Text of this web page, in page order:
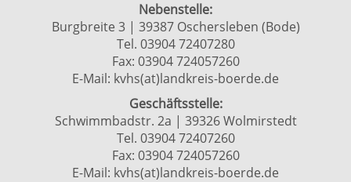
Nebenstelle:
Burgbreite 3 | 39387 Oschersleben (Bode)
Tel. 03904 72407280
Fax: 03904 724057260
E-Mail: kvhs(at)landkreis-boerde.de
Geschäftsstelle:
Schwimmbadstr. 2a | 39326 Wolmirstedt
Tel. 03904 72407260
Fax: 03904 724057260
E-Mail: kvhs(at)landkreis-boerde.de